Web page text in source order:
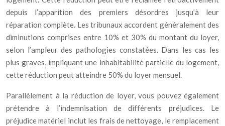
depuis l’apparition des premiers désordres jusqu’à leur
réparation complète. Les tribunaux accordent généralement des
diminutions comprises entre 10% et 30% du montant du loyer,
selon l’ampleur des pathologies constatées. Dans les cas les
plus graves, impliquant une inhabitabilité partielle du logement,
cette réduction peut atteindre 50% du loyer mensuel.
Parallèlement à la réduction de loyer, vous pouvez également
prétendre à l’indemnisation de différents préjudices. Le
préjudice matériel inclut les frais de nettoyage, le remplacement